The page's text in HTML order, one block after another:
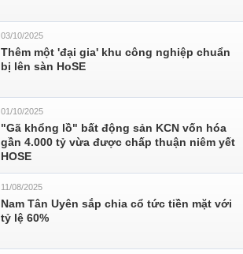
03/10/2025
Thêm một 'đại gia' khu công nghiệp chuẩn
bị lên sàn HoSE
01/10/2025
"Gã khổng lồ" bất động sản KCN vốn hóa
gần 4.000 tỷ vừa được chấp thuận niêm yết
HOSE
11/08/2025
Nam Tân Uyên sắp chia cổ tức tiền mặt với
tỷ lệ 60%